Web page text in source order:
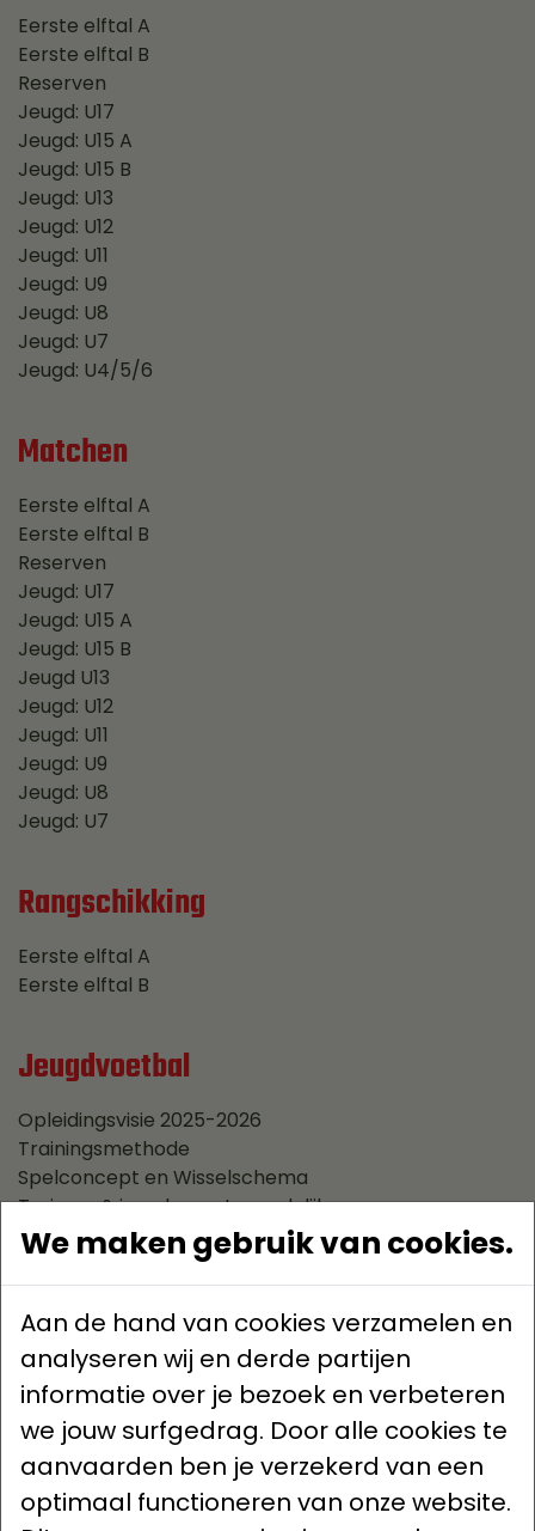
Eerste elftal A
Eerste elftal B
Reserven
Jeugd: U17
Jeugd: U15 A
Jeugd: U15 B
Jeugd: U13
Jeugd: U12
Jeugd: U11
Jeugd: U9
Jeugd: U8
Jeugd: U7
Jeugd: U4/5/6
Matchen
Eerste elftal A
Eerste elftal B
Reserven
Jeugd: U17
Jeugd: U15 A
Jeugd: U15 B
Jeugd U13
Jeugd: U12
Jeugd: U11
Jeugd: U9
Jeugd: U8
Jeugd: U7
Rangschikking
Eerste elftal A
Eerste elftal B
Jeugdvoetbal
Opleidingsvisie 2025-2026
Trainingsmethode
Spelconcept en Wisselschema
Trainers & jeugdverantwoordelijken
Trainingsschema jeugd
Ethiek Jeugdvoetbal
Clubinfo
Nieuws
Bestuur
Historiek
We maken gebruik van cookies.
Aan de hand van cookies verzamelen en
analyseren wij en derde partijen
informatie over je bezoek en verbeteren
we jouw surfgedrag. Door alle cookies te
aanvaarden ben je verzekerd van een
optimaal functioneren van onze website.